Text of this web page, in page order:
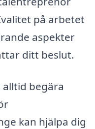
på arbetet
aspekter
ditt beslut.
begära
kan hjälpa dig